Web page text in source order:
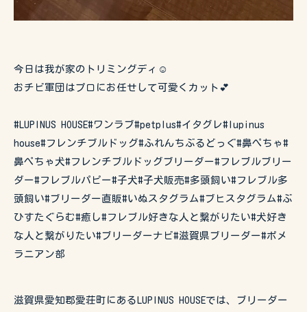
今日は我が家のトリミングディ☺️
おチビ軍団はプロにお任せして可愛くカット💕
#LUPINUS HOUSE#ワンラブ#petplus#イタグレ#lupinus
house#フレンチブルドッグ#ふれんちぶるどっぐ#鼻ぺちゃ#
鼻ぺちゃ犬#フレンチブルドッグブリーダー#フレブルブリー
ダー#フレブルパピー#子犬#子犬販売#多頭飼い#フレブル多
頭飼い#ブリーダー直販#いぬスタグラム#ブヒスタグラム#ぶ
ひすたぐらむ#癒し#フレブル好きな人と繋がりたい#犬好き
な人と繋がりたい#ブリーダーナビ#滋賀県ブリーダー#ポメ
ラニアン部
滋賀県愛知郡愛荘町にあるLUPINUS HOUSEでは、ブリーダー